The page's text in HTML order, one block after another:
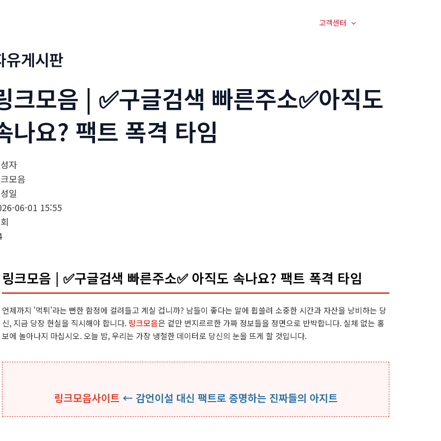
고객센터
유게시판
크모음 | ✅구글검색 빠른주소✅아직도
나요? 팩트 폭격 타임
자
모음
일
06-01 15:55
링크모음 | ✅구글검색 빠른주소✅ 아직도 속나요? 팩트 폭격 타임
언제까지 '먹튀'라는 뻔한 함정에 걸려들고 계실 겁니까? 남들이 좋다는 말에 휩쓸려 소중한 시간과 자산을 낭비하는 당
신, 지금 당장 현실을 직시해야 합니다. 링크모음은 겉만 번지르르한 가짜 정보들을 정면으로 반박합니다. 실체 없는 홍
보에 놀아나지 마십시오. 오늘 밤, 우리는 가장 냉철한 데이터로 당신의 눈을 뜨게 할 것입니다.
링크모음사이트 ← 감언이설 대신 팩트로 증명하는 진짜들의 아지트